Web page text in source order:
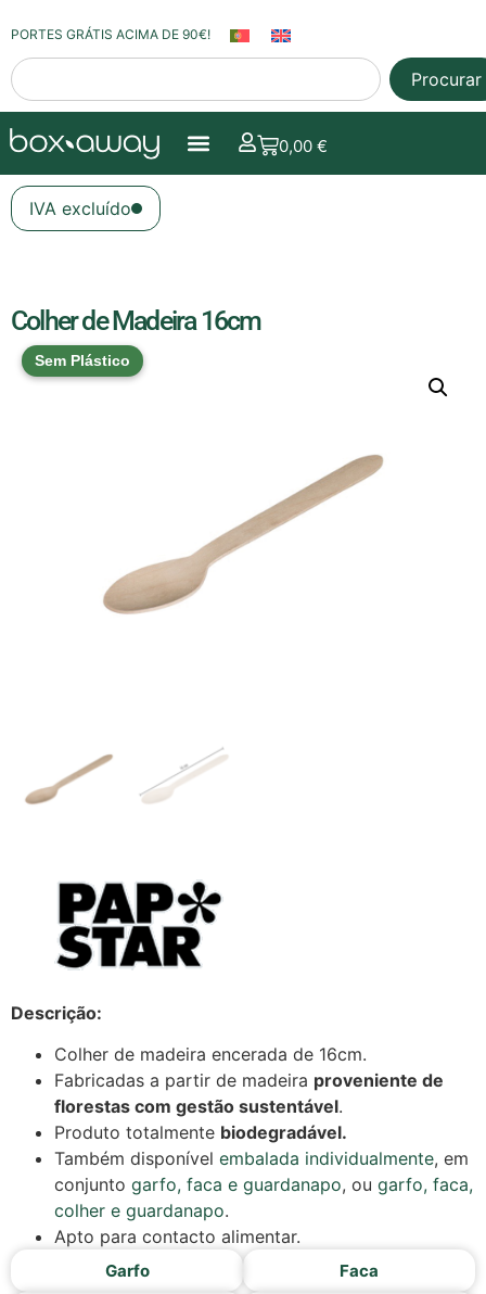
PORTES GRÁTIS ACIMA DE 90€!
Procurar
0,00€
IVA excluído
Colher de Madeira 16cm
Sem Plástico
Descrição:
Colher de madeira encerada de 16cm.
Fabricadas a partir de madeira proveniente de
florestas com gestão sustentável.
Produto totalmente biodegradável.
Também disponível embalada individualmente, em
conjunto garfo, faca e guardanapo, ou garfo, faca,
colher e guardanapo.
Apto para contacto alimentar.
Garfo Faca